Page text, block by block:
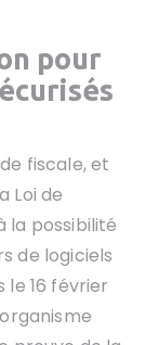
pour
s
fiscale, et
Loi de
la possibilité
de logiciels
le 16 février